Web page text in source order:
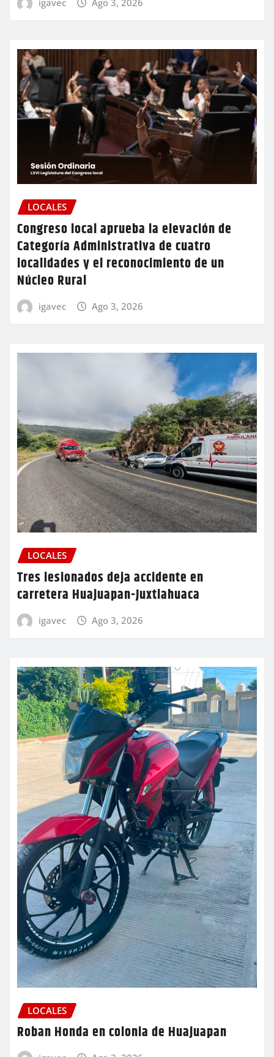
LOCALES
Congreso local aprueba la elevación de
Categoría Administrativa de cuatro
localidades y el reconocimiento de un
Núcleo Rural
igavec Ago 3, 2026
LOCALES
Tres lesionados deja accidente en
carretera Huajuapan-Juxtlahuaca
igavec Ago 3, 2026
LOCALES
Roban Honda en colonia de Huajuapan